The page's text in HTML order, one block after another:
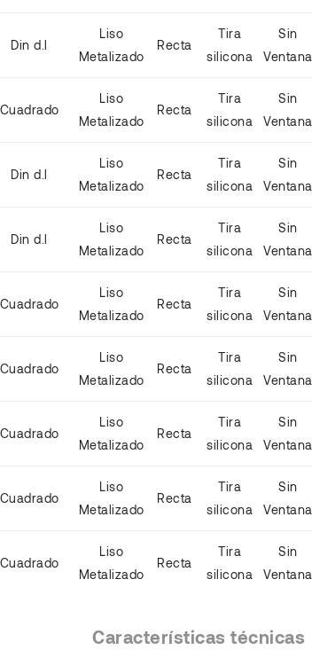
Din d.l
Liso
Metalizado
Recta
Tira
silicona
Sin
Ventana
Cuadrado
Liso
Metalizado
Recta
Tira
silicona
Sin
Ventana
Din d.l
Liso
Metalizado
Recta
Tira
silicona
Sin
Ventana
Din d.l
Liso
Metalizado
Recta
Tira
silicona
Sin
Ventana
Cuadrado
Liso
Metalizado
Recta
Tira
silicona
Sin
Ventana
Cuadrado
Liso
Metalizado
Recta
Tira
silicona
Sin
Ventana
Cuadrado
Liso
Metalizado
Recta
Tira
silicona
Sin
Ventana
Cuadrado
Liso
Metalizado
Recta
Tira
silicona
Sin
Ventana
Cuadrado
Liso
Metalizado
Recta
Tira
silicona
Sin
Ventana
Características técnicas